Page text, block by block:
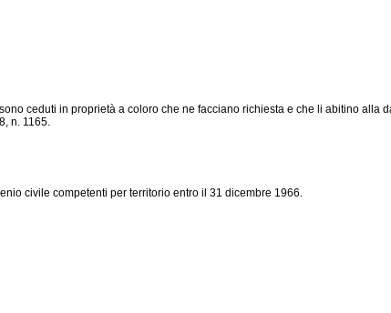
ceduti in proprietà a coloro che ne facciano richiesta e che li abitino alla
n. 1165.
civile competenti per territorio entro il 31 dicembre 1966.